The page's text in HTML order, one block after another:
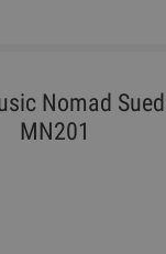
Nomad
MN201